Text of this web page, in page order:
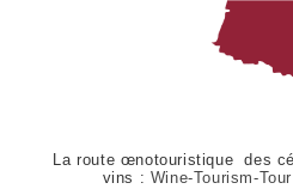
La route œnotouristique des
vins : Wine-Tourism-